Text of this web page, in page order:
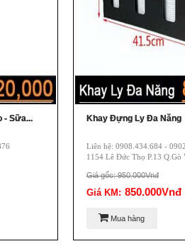
- Sữa... Khay Đựng Ly Đa Năng
Liên hệ: 0908.434.684 -
1154 Lê Đức Thọ P.13 Q.Gò
Giá gốc: 950.000Vnđ
Giá KM: 850.000Vnđ
Mua hàng